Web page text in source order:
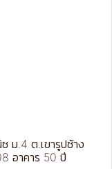
ม.4 ต.เขารูปช้าง
อาคาร 50 ปี